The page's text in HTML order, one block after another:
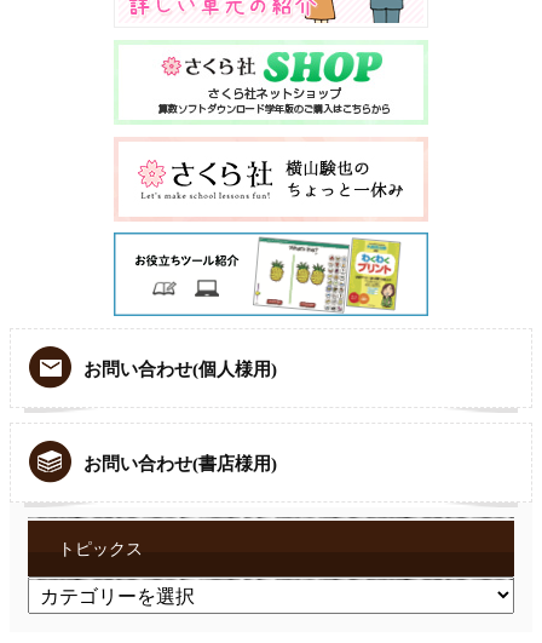
お問い合わせ(個人様用)
お問い合わせ(書店様用)
トピックス